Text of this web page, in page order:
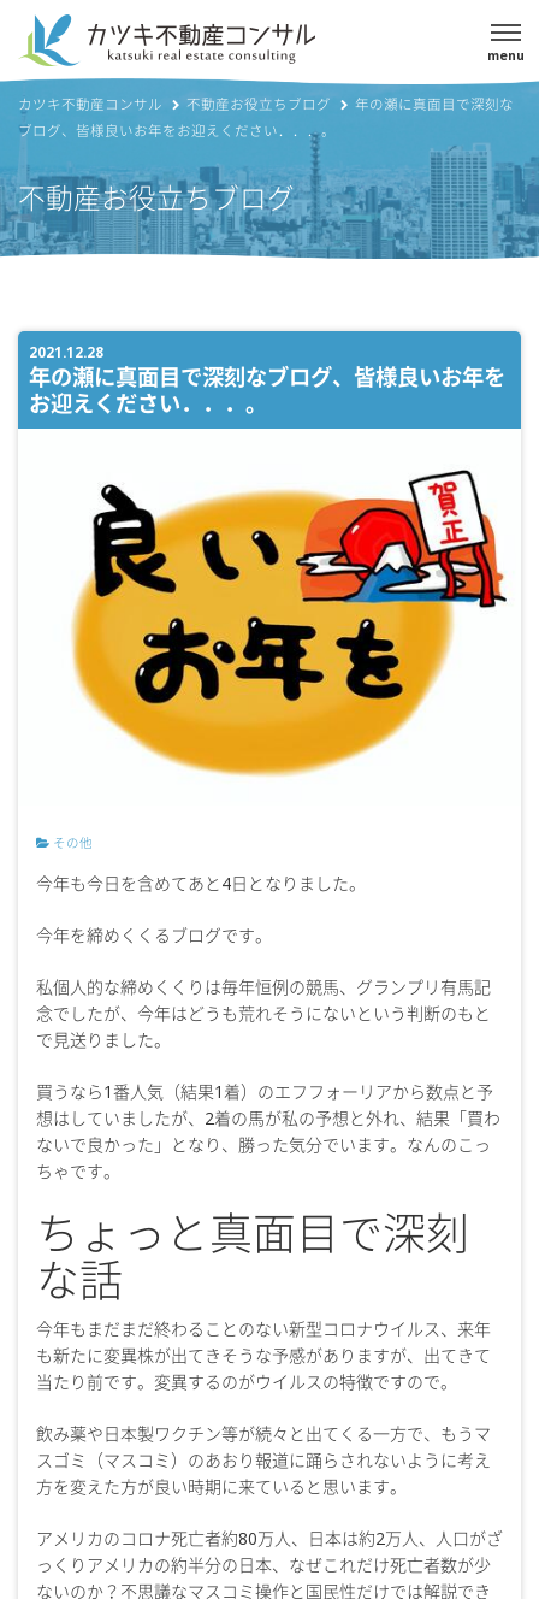
menu
カツキ不動産コンサル 不動産お役立ちブログ
年の瀬に真面目で深刻な
ブログ、皆様良いお年をお迎えください．．．。
不動産お役立ちブログ
2021.12.28
年の瀬に真面目で深刻なブログ、皆様良いお年を
お迎えください．．．。
その他
今年も今日を含めてあと4日となりました。
今年を締めくくるブログです。
私個人的な締めくくりは毎年恒例の競馬、グランプリ有馬記
念でしたが、今年はどうも荒れそうにないという判断のもと
で見送りました。
買うなら1番人気（結果1着）のエフフォーリアから数点と予
想はしていましたが、2着の馬が私の予想と外れ、結果「買わ
ないで良かった」となり、勝った気分でいます。なんのこっ
ちゃです。
ちょっと真面目で深刻
な話
今年もまだまだ終わることのない新型コロナウイルス、来年
も新たに変異株が出てきそうな予感がありますが、出てきて
当たり前です。変異するのがウイルスの特徴ですので。
飲み薬や日本製ワクチン等が続々と出てくる一方で、もうマ
スゴミ（マスコミ）のあおり報道に踊らされないように考え
方を変えた方が良い時期に来ていると思います。
アメリカのコロナ死亡者約80万人、日本は約2万人、人口がざ
っくりアメリカの約半分の日本、なぜこれだけ死亡者数が少
ないのか？不思議なマスコミ操作と国民性だけでは解説でき